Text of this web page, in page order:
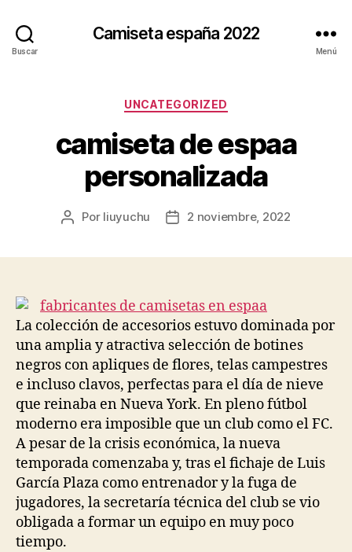
Buscar
Camiseta españa 2022
Menú
Categorías
UNCATEGORIZED
camiseta de espaa
personalizada
Autor
Por liuyuchu
Fecha2 noviembre, 2022
La colección de accesorios estuvo dominada por
una amplia y atractiva selección de botines
negros con apliques de flores, telas campestres
e incluso clavos, perfectas para el día de nieve
que reinaba en Nueva York. En pleno fútbol
moderno era imposible que un club como el FC.
A pesar de la crisis económica, la nueva
temporada comenzaba y, tras el fichaje de Luis
García Plaza como entrenador y la fuga de
jugadores, la secretaría técnica del club se vio
obligada a formar un equipo en muy poco
tiempo.